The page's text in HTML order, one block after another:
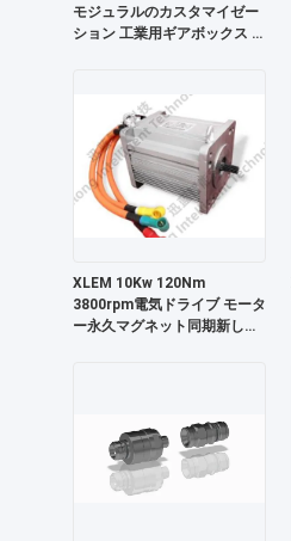
モジュラルのカスタマイゼー
ション 工業用ギアボックス 送
XLEM 10Kw 120Nm
3800rpm電気ドライブ モータ
ー永久マグネット同期新しい